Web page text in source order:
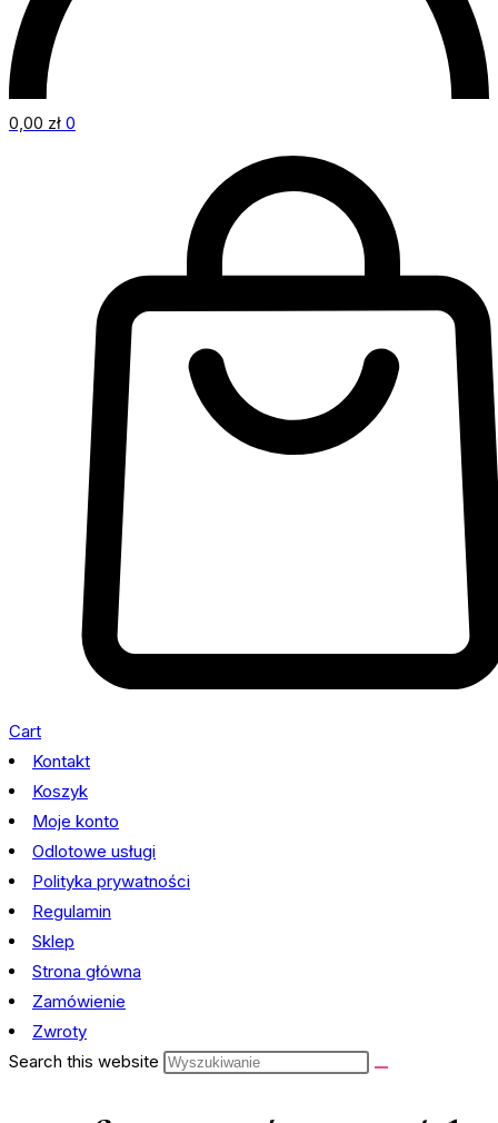
0,00 zł 0
Cart
Kontakt
Koszyk
Moje konto
Odlotowe usługi
Polityka prywatności
Regulamin
Sklep
Strona główna
Zamówienie
Zwroty
Search this website